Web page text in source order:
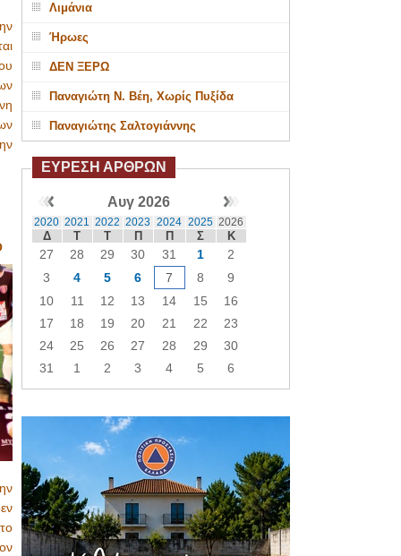
Λιμάνια
Ήρωες
ΔΕΝ ΞΕΡΩ
Παναγιώτη Ν. Βέη, Χωρίς Πυξίδα
Παναγιώτης Σαλτογιάννης
ΕΥΡΕΣΗ ΑΡΘΡΩΝ
Αυγ 2026
2020 2021 2022 2023 2024 2025 2026
Δ Τ Τ Π Π Σ Κ
27 28 29 30 31 1
2
3
4 5 6 7 8
9
10
11 12 13 14 15
16
17
18 19 20 21 22
23
24
25 26 27 28 29
30
31
1 2 3 4 5 6